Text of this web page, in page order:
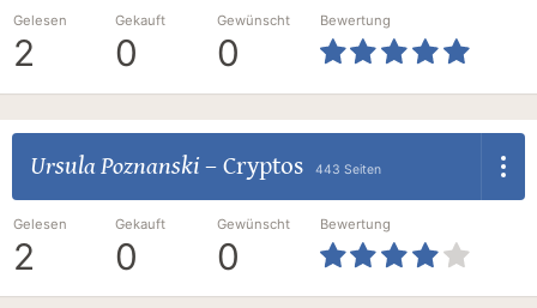
Gelesen
2
Gekauft
0
Gewünscht
0
Bewertung
Ursula Poznanski– Cryptos 443 Seiten
Gelesen
2
Gekauft
0
Gewünscht
0
Bewertung